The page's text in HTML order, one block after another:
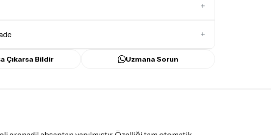
Çıkarsa Bildir Uzmana Sorun